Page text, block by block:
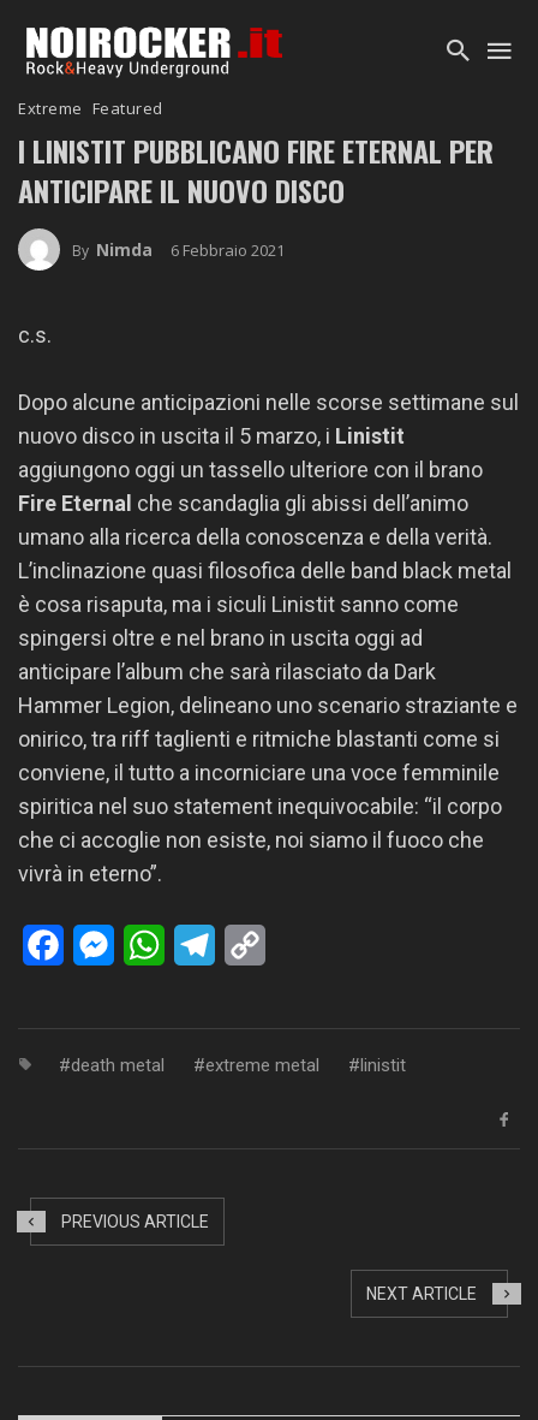
Extreme Featured
I LINISTIT PUBBLICANO FIRE ETERNAL PER
ANTICIPARE IL NUOVO DISCO
By Nimda 6 Febbraio 2021
c.s.
Dopo alcune anticipazioni nelle scorse settimane sul
nuovo disco in uscita il 5 marzo, i Linistit
aggiungono oggi un tassello ulteriore con il brano
Fire Eternal che scandaglia gli abissi dell’animo
umano alla ricerca della conoscenza e della verità.
L’inclinazione quasi filosofica delle band black metal
è cosa risaputa, ma i siculi Linistit sanno come
spingersi oltre e nel brano in uscita oggi ad
anticipare l’album che sarà rilasciato da Dark
Hammer Legion, delineano uno scenario straziante e
onirico, tra riff taglienti e ritmiche blastanti come si
conviene, il tutto a incorniciare una voce femminile
spiritica nel suo statement inequivocabile: “il corpo
che ci accoglie non esiste, noi siamo il fuoco che
vivrà in eterno”.
FacebookMessengerWhatsAppTelegram
death metal extreme metal linistit
PREVIOUS ARTICLE
NEXT ARTICLE